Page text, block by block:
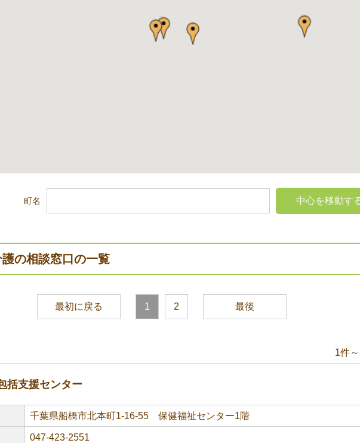
町名 中心を移動す
の相談窓口の一覧
最初に戻る 1 2 最後
1件
括支援センター
千葉県船橋市北本町1-16-55 保健福祉センター1階
047-423-2551